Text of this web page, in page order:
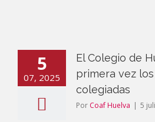
5
07, 2025
El Colegio de
primera vez
colegiadas
Por Coaf Huelva | 5